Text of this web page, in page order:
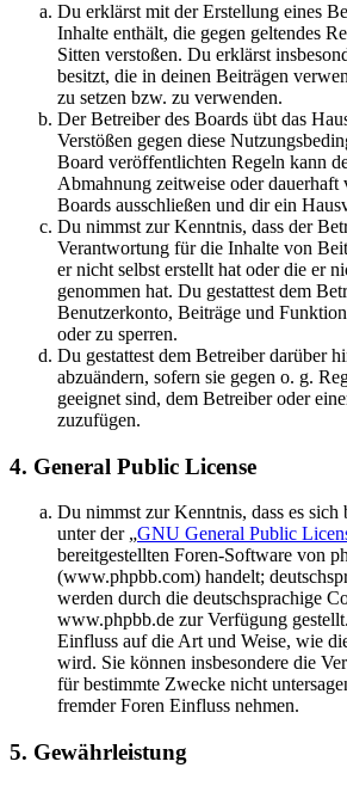
Du erklärst mit der Erstellung eines
Inhalte enthält, die gegen geltendes
Sitten verstoßen. Du erklärst
besitzt, die in deinen Beiträgen
zu setzen bzw. zu verwenden.
Der Betreiber des Boards übt das
Verstößen gegen diese
Board veröffentlichten Regeln kann
Abmahnung zeitweise oder dauerhaft
Boards ausschließen und dir ein
Du nimmst zur Kenntnis, dass der
Verantwortung für die Inhalte von
er nicht selbst erstellt hat oder die er
genommen hat. Du gestattest dem
Benutzerkonto, Beiträge und
oder zu sperren.
Du gestattest dem Betreiber darüber
abzuändern, sofern sie gegen o. g.
geeignet sind, dem Betreiber oder
zuzufügen.
4. General Public License
Du nimmst zur Kenntnis, dass es
unter der „GNU General Public
bereitgestellten Foren-Software von
(www.phpbb.com) handelt;
werden durch die deutschsprachige
www.phpbb.de zur Verfügung
Einfluss auf die Art und Weise, wie
wird. Sie können insbesondere die
für bestimmte Zwecke nicht
fremder Foren Einfluss nehmen.
5. Gewährleistung